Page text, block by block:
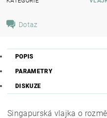
Dotaz
POPIS
PARAMETRY
DISKUZE
Singapurská vlajka o